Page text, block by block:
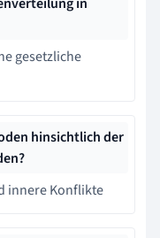
gesetzliche
hinsichtlich der
innere Konflikte